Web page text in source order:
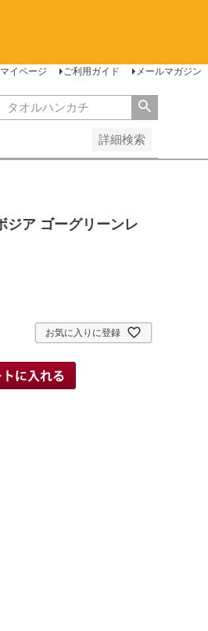
マイページ ご利用ガイド メールマガジン
詳細検索
ジア ゴーグリーンレ
お気に入りに登録